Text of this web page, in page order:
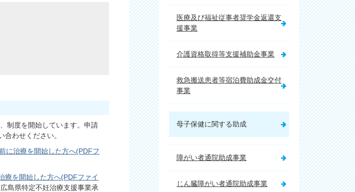
制度を開始しています。申請
わせください。
に治療を開始した方へ(PDFフ
療を開始した方へ(PDFファイ
島県特定不妊治療支援事業承
医療及び福祉従事者奨学金返還支
援事業
介護資格取得等支援補助金事業
救急搬送患者等宿泊費助成金交付
事業
母子保健に関する助成
障がい者通院助成事業
じん臓障がい者通院助成事業